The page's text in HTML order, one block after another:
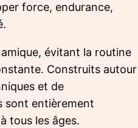
force, endurance,
évitant la routine
Construits autour
et de
sont entièrement
tous les âges.